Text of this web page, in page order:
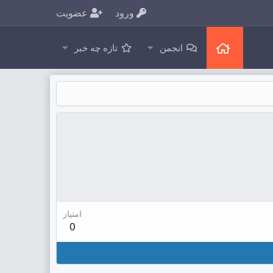
ورود عضویت
انجمن تازه چه خبر
امتیاز
0